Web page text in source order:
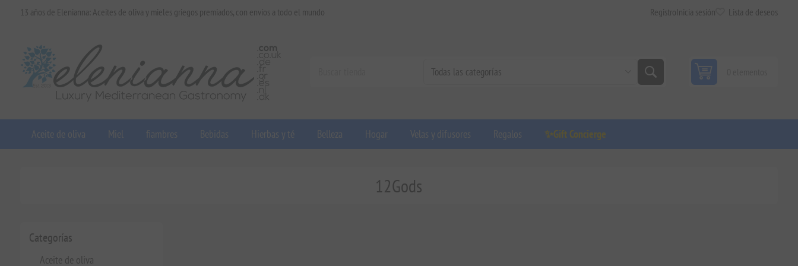
13 años de Elenianna: Aceites de oliva y mieles griegos premiados, con envíos a todo el mundo Registro Inicia sesión Lista de deseos
Aceite de oliva Miel fiambres Bebidas Hierbas y té Belleza Hogar Velas y difusores Regalos ✨Gift Concierge
Categorías
Aceite de oliva
12Gods